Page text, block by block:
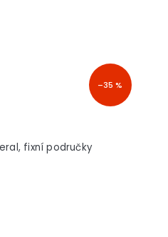
–35 %
fixní područky